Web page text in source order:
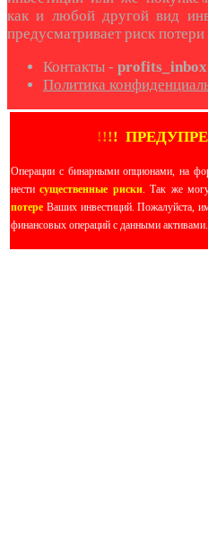
как и любой другой вид
предусматривает риск потери
Контакты -
Политика
!!!!
Операции с бинарными опционами, на
нестисущественные риски. Так же
потере Ваших инвестиций. Пожалуйста,
финансовых операций с данными активами.